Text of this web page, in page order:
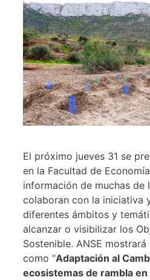
El próximo jueves 31 se
en la Facultad de
información de muchas de
colaboran con la iniciativa
diferentes ámbitos y
alcanzar o visibilizar los
Sostenible. ANSE
como “Adaptación al
ecosistemas de rambla